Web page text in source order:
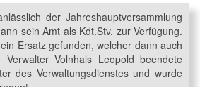
der Jahreshauptversammlung
sein Amt als Kdt.Stv. zur Verfügung.
Ersatz gefunden, welcher dann auch
Volnhals Leopold beendete
des Verwaltungsdienstes und wurde